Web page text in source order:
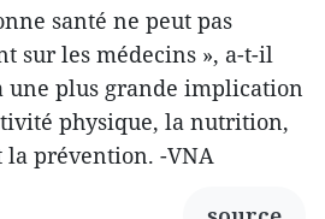
santé ne peut pas
sur les médecins », a-t-il
une plus grande implication
physique, la nutrition,
la prévention. -VNA